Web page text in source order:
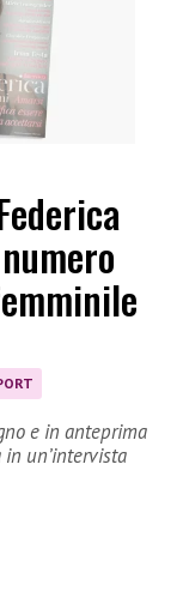
e in anteprima
un’intervista